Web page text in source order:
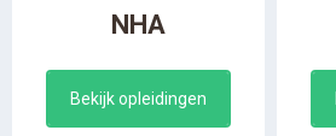
NHA
Bekijk opleidingen